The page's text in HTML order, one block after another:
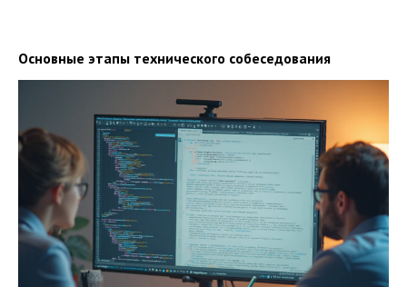
Основные этапы технического собеседования